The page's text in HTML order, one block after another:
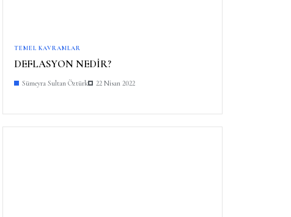
TEMEL KAVRAMLAR
DEFLASYON NEDİR?
Sümeyra Sultan Öztürk 22 Nisan 2022